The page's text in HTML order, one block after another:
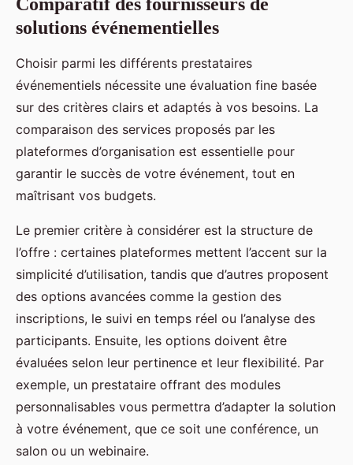
Comparatif des fournisseurs de
solutions événementielles
Choisir parmi les différents prestataires
événementiels nécessite une évaluation fine basée
sur des critères clairs et adaptés à vos besoins. La
comparaison des services proposés par les
plateformes d’organisation est essentielle pour
garantir le succès de votre événement, tout en
maîtrisant vos budgets.
Le premier critère à considérer est la structure de
l’offre : certaines plateformes mettent l’accent sur la
simplicité d’utilisation, tandis que d’autres proposent
des options avancées comme la gestion des
inscriptions, le suivi en temps réel ou l’analyse des
participants. Ensuite, les options doivent être
évaluées selon leur pertinence et leur flexibilité. Par
exemple, un prestataire offrant des modules
personnalisables vous permettra d’adapter la solution
à votre événement, que ce soit une conférence, un
salon ou un webinaire.